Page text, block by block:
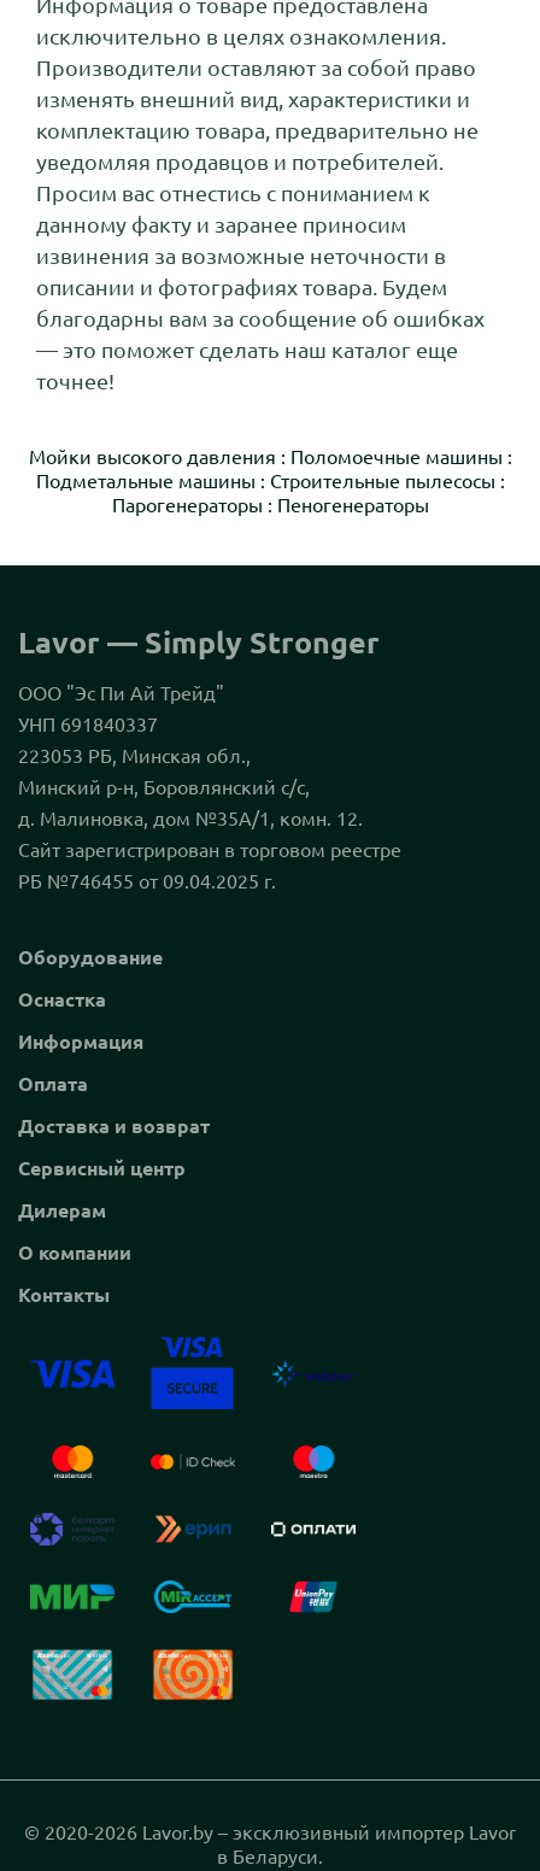
Информация о товаре предоставлена
исключительно в целях ознакомления.
Производители оставляют за собой право
изменять внешний вид, характеристики и
комплектацию товара, предварительно не
уведомляя продавцов и потребителей.
Просим вас отнестись с пониманием к
данному факту и заранее приносим
извинения за возможные неточности в
описании и фотографиях товара. Будем
благодарны вам за сообщение об ошибках
— это поможет сделать наш каталог еще
точнее!
Мойки высокого давления : Поломоечные машины :
Подметальные машины : Строительные пылесосы :
Парогенераторы : Пеногенераторы
Lavor — Simply Stronger
ООО "Эс Пи Ай Трейд"
УНП 691840337
223053 РБ, Минская обл.,
Минский р-н, Боровлянский с/с,
д. Малиновка, дом №35А/1, комн. 12.
Сайт зарегистрирован в торговом реестре
РБ №746455 от 09.04.2025 г.
Оборудование
Оснастка
Информация
Оплата
Доставка и возврат
Сервисный центр
Дилерам
О компании
Контакты
© 2020-2026 Lavor.by – эксклюзивный импортер Lavor
в Беларуси.